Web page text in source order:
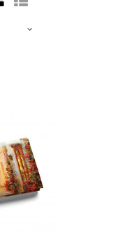
Чернышова
им. А. Н. Косыгина,
Искусства. Учас..